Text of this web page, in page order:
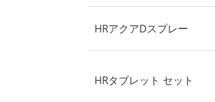
HRアクアDスプレー
HRタブレット セット